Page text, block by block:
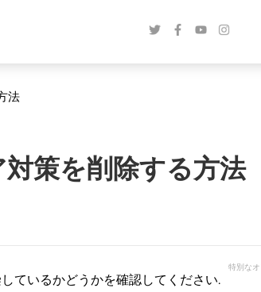
法
策を削除する方法
特別な
ているかどうかを確認してください.